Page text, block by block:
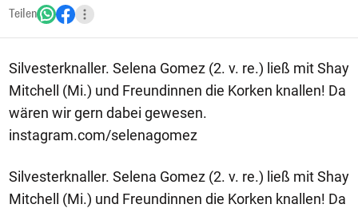
Teilen
Silvesterknaller. Selena Gomez (2. v. re.) ließ mit Shay
Mitchell (Mi.) und Freundinnen die Korken knallen! Da
wären wir gern dabei gewesen.
instagram.com/selenagomez
Silvesterknaller. Selena Gomez (2. v. re.) ließ mit Shay
Mitchell (Mi.) und Freundinnen die Korken knallen! Da